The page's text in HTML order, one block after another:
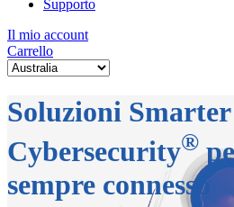
Supporto
Il mio account
Carrello
Soluzioni Smarter
Cybersecurity®
sempre connesso